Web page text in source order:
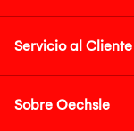
Servicio al Cliente
Sobre Oechsle